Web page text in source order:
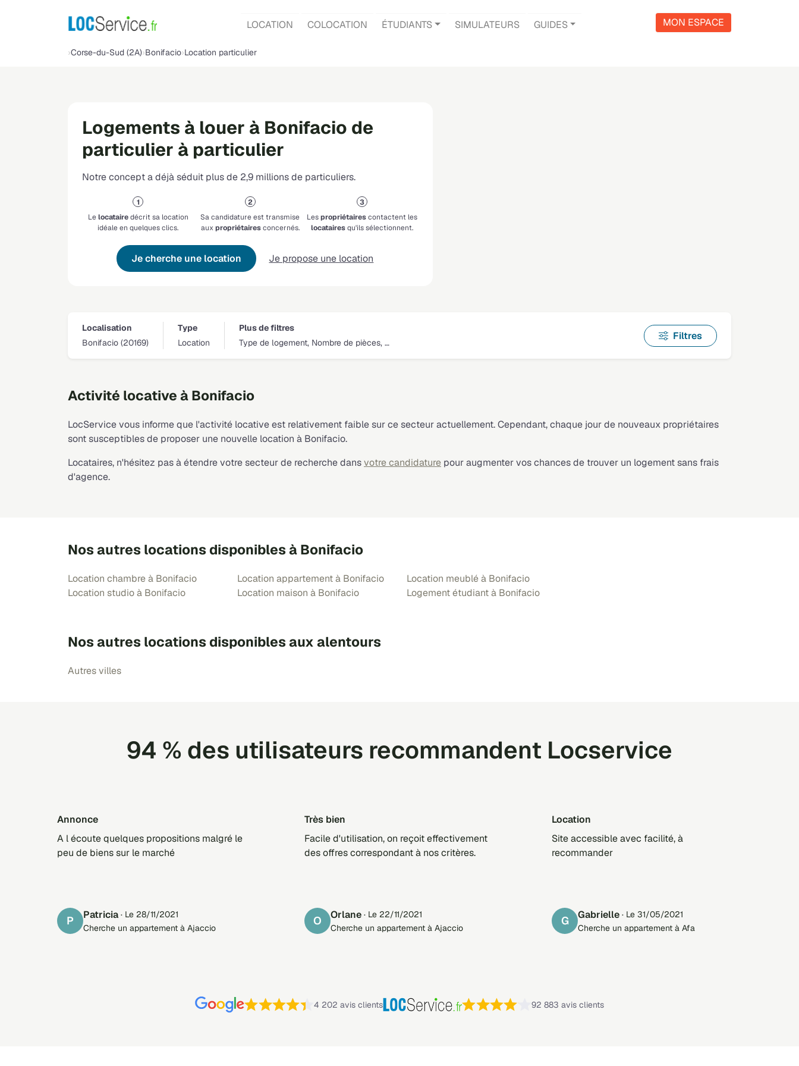
LOCATION COLOCATION ÉTUDIANTS SIMULATEURS GUIDES MON ESPACE
Corse-du-Sud (2A) Bonifacio Location particulier
Logements à louer à Bonifacio de
particulier à particulier
Notre concept a déjà séduit plus de 2,9 millions de particuliers.
Lelocatairedécrit sa location
idéale en quelques clics.
Sa candidature est transmise
auxpropriétairesconcernés.
Lespropriétairescontactent les
locatairesqu'ils sélectionnent.
Je cherche une location Je propose une location
Localisation
Bonifacio (20169)
Type
Location
Plus de filtres
Type de logement, Nombre de pièces, …
Filtres
Activité locative à Bonifacio
LocService vous informe que l'activité locative est relativement faible sur ce secteur actuellement. Cependant, chaque jour de nouveaux propriétaires
sont susceptibles de proposer une nouvelle location à Bonifacio.
Locataires, n'hésitez pas à étendre votre secteur de recherche dansvotre candidature pour augmenter vos chances de trouver un logement sans frais
d'agence.
Nos autres locations disponibles à Bonifacio
Location chambre à Bonifacio
Location studio à Bonifacio
Location appartement à Bonifacio
Location maison à Bonifacio
Location meublé à Bonifacio
Logement étudiant à Bonifacio
Nos autres locations disponibles aux alentours
Autres villes
94 % des utilisateurs recommandent Locservice
Annonce
A l écoute quelques propositions malgré le
peu de biens sur le marché
P Patricia · Le 28/11/2021
Cherche un appartement à Ajaccio
Très bien
Facile d'utilisation, on reçoit effectivement
des offres correspondant à nos critères.
O Orlane · Le 22/11/2021
Cherche un appartement à Ajaccio
Location
Site accessible avec facilité, à
recommander
G Gabrielle · Le 31/05/2021
Cherche un appartement à Afa
Note : 4,4 sur 5 —
4 202 avis clients Note : 4,1 sur 5 —
92 883 avis clients